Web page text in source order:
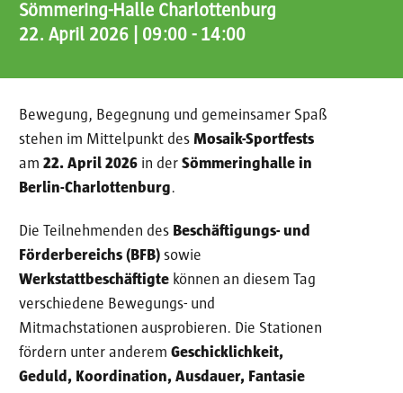
Sömmering-Halle Charlottenburg
22. April 2026 | 09:00 - 14:00
Bewegung, Begegnung und gemeinsamer Spaß
stehen im Mittelpunkt des Mosaik-Sportfests
am 22. April 2026 in der Sömmeringhalle in
Berlin-Charlottenburg.
Die Teilnehmenden des Beschäftigungs- und
Förderbereichs (BFB) sowie
Werkstattbeschäftigte können an diesem Tag
verschiedene Bewegungs- und
Mitmachstationen ausprobieren. Die Stationen
fördern unter anderem Geschicklichkeit,
Geduld, Koordination, Ausdauer, Fantasie